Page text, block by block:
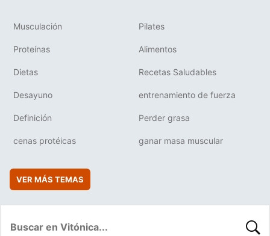
Musculación Pilates
Proteínas Alimentos
Dietas Recetas Saludables
Desayuno entrenamiento de fuerza
Definición Perder grasa
cenas protéicas ganar masa muscular
VER MÁS TEMAS